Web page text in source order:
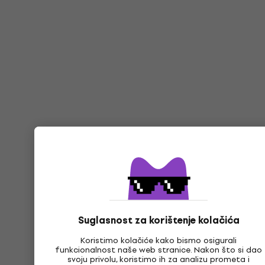
Suglasnost za korištenje kolačića
Koristimo kolačiće kako bismo osigurali
funkcionalnost naše web stranice. Nakon što si dao
svoju privolu, koristimo ih za analizu prometa i